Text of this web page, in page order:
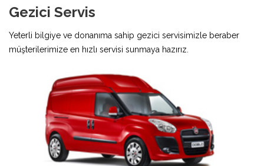
Gezici Servis
Yeterli bilgiye ve donanıma sahip gezici servisimizle beraber
müşterilerimize en hızlı servisi sunmaya hazırız.